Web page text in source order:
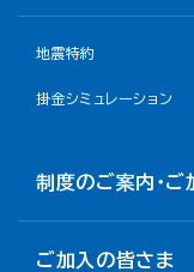
地震特約
掛金シミュレーション
制度のご案内・ご
ご加入の皆さま